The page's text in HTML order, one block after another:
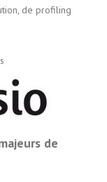
de profiling
de